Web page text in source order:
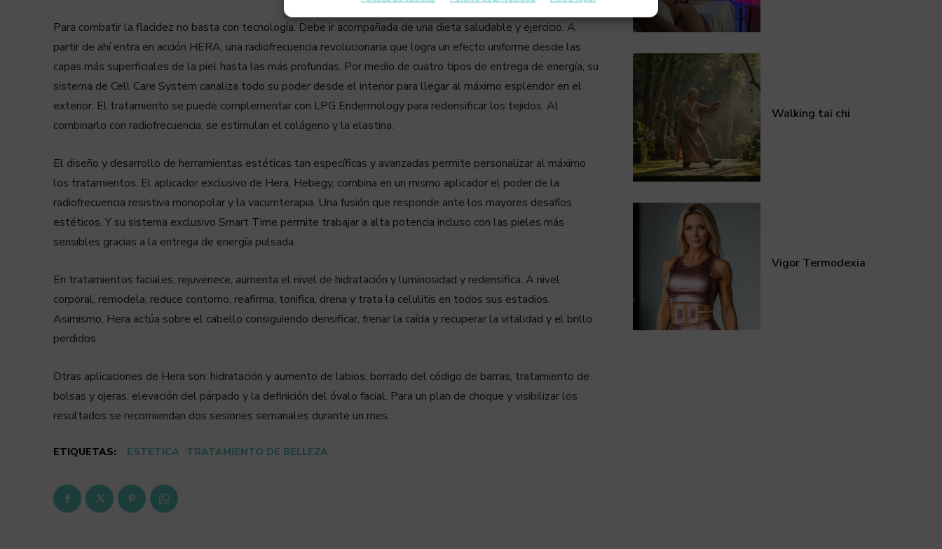
Para combatir la flacidez no basta con tecnología. Debe ir acompañada de una dieta saludable y ejercicio. A
partir de ahí entra en acción HERA, una radiofrecuencia revolucionaria que logra un efecto uniforme desde las
capas más superficiales de la piel hasta las más profundas. Por medio de cuatro tipos de entrega de energía, su
sistema de Cell Care System canaliza todo su poder desde el interior para llegar al máximo esplendor en el
exterior. El tratamiento se puede complementar con LPG Endermology para redensificar los tejidos. Al
combinarlo con radiofrecuencia, se estimulan el colágeno y la elastina.
El diseño y desarrollo de herramientas estéticas tan específicas y avanzadas permite personalizar al máximo
los tratamientos. El aplicador exclusivo de Hera, Hebegy, combina en un mismo aplicador el poder de la
radiofrecuencia resistiva monopolar y la vacumterapia. Una fusión que responde ante los mayores desafíos
estéticos. Y su sistema exclusivo Smart Time permite trabajar a alta potencia incluso con las pieles más
sensibles gracias a la entrega de energía pulsada.
En tratamientos faciales, rejuvenece, aumenta el nivel de hidratación y luminosidad y redensifica. A nivel
corporal, remodela, reduce contorno, reafirma, tonifica, drena y trata la celulitis en todos sus estadios.
Asimismo, Hera actúa sobre el cabello consiguiendo densificar, frenar la caída y recuperar la vitalidad y el brillo
perdidos.
Otras aplicaciones de Hera son: hidratación y aumento de labios, borrado del código de barras, tratamiento de
bolsas y ojeras, elevación del párpado y la definición del óvalo facial. Para un plan de choque y visibilizar los
resultados se recomiendan dos sesiones semanales durante un mes.
ETIQUETAS: ESTÉTICA TRATAMIENTO DE BELLEZA
Walking tai chi
Vigor Termodexia